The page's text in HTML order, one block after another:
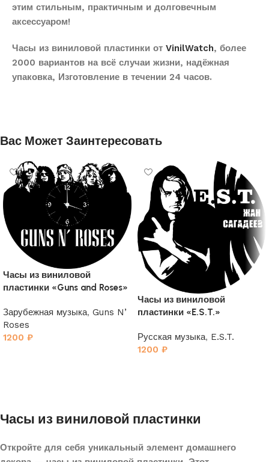
этим стильным, практичным и долговечным
аксессуаром!
Часы из виниловой пластинки от VinilWatch, более
2000 вариантов на всё случаи жизни, надёжная
упаковка, Изготовление в течении 24 часов.
Вас Может Заинтересовать
Часы из виниловой
пластинки «Guns and Roses»
Зарубежная музыка, Guns N’
Roses
1200 ₽
Часы из виниловой
пластинки «E.S.T.»
Русская музыка, E.S.T.
1200 ₽
Часы из виниловой пластинки
Откройте для себя уникальный элемент домашнего